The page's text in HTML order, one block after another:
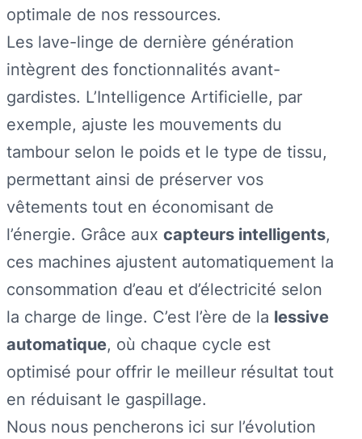
optimale de nos ressources.
Les lave-linge de dernière génération
intègrent des fonctionnalités avant-
gardistes. L’Intelligence Artificielle, par
exemple, ajuste les mouvements du
tambour selon le poids et le type de tissu,
permettant ainsi de préserver vos
vêtements tout en économisant de
l’énergie. Grâce aux capteurs intelligents,
ces machines ajustent automatiquement la
consommation d’eau et d’électricité selon
la charge de linge. C’est l’ère de la lessive
automatique, où chaque cycle est
optimisé pour offrir le meilleur résultat tout
en réduisant le gaspillage.
Nous nous pencherons ici sur l’évolution